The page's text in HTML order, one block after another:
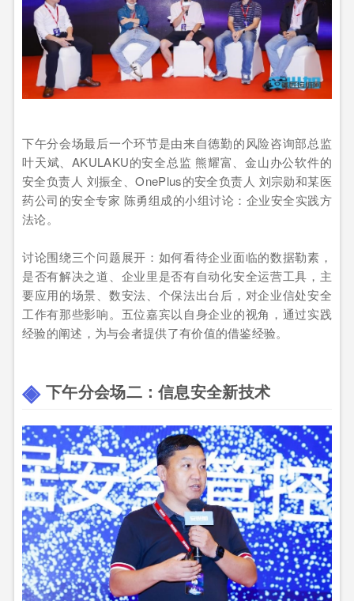
下午分会场最后一个环节是由来自德勤的风险咨询部总监
叶天斌、AKULAKU的安全总监 熊耀富、金山办公软件的
安全负责人 刘振全、OnePlus的安全负责人 刘宗勋和某医
药公司的安全专家 陈勇组成的小组讨论：企业安全实践方
法论。
讨论围绕三个问题展开：如何看待企业面临的数据勒素，
是否有解决之道、企业里是否有自动化安全运营工具，主
要应用的场景、数安法、个保法出台后，对企业信处安全
工作有那些影响。五位嘉宾以自身企业的视角，通过实践
经验的阐述，为与会者提供了有价值的借鉴经验。
下午分会场二：信息安全新技术